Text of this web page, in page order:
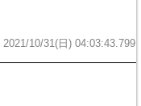
2021/10/31(日) 04:03:43.799